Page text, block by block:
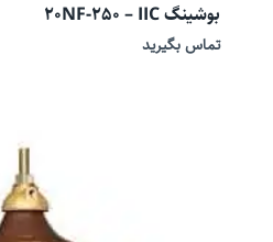
بوشینگ 20NF-250 – IIC
تماس بگیرید